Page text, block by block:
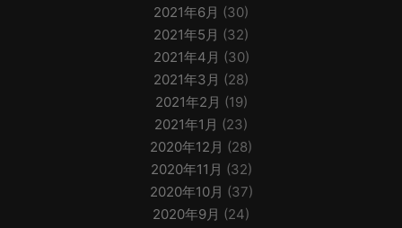
2021年6月 (30)
2021年5月 (32)
2021年4月 (30)
2021年3月 (28)
2021年2月 (19)
2021年1月 (23)
2020年12月 (28)
2020年11月 (32)
2020年10月 (37)
2020年9月 (24)